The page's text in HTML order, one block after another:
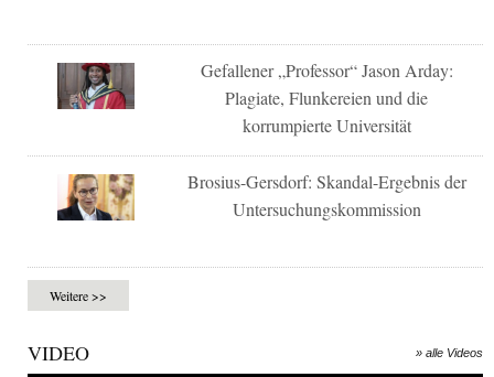
Gefallener „Professor“ Jason Arday:
Plagiate, Flunkereien und die
korrumpierte Universität
Brosius-Gersdorf: Skandal-Ergebnis der
Untersuchungskommission
Weitere >>
VIDEO » alle Videos